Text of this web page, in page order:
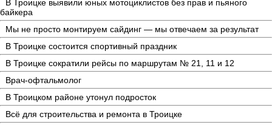
В Троицке выявили юных мотоциклистов без прав и пьяного
байкера
Мы не просто монтируем сайдинг — мы отвечаем за результат
В Троицке состоится спортивный праздник
В Троицке сократили рейсы по маршрутам № 21, 11 и 12
Врач-офтальмолог
В Троицком районе утонул подросток
Всё для строительства и ремонта в Троицке